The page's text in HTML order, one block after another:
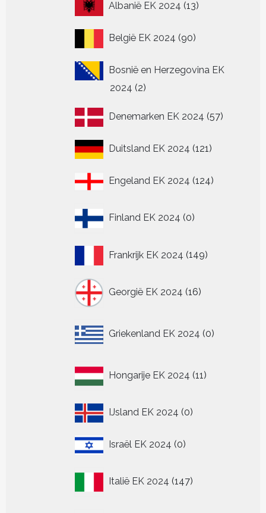
Albanië EK 2024 1313
België EK 2024 9090
Bosnië en Herzegovina EK
2024 22
Denemarken EK 2024 5757
Duitsland EK 2024 121121
Engeland EK 2024 124124
Finland EK 2024 0
producten
Frankrijk EK 2024 149149
Georgië EK 2024 16
producten
Griekenland EK 2024 0
producten
Hongarije EK 2024 11
producten
IJsland EK 2024 00
Israël EK 2024 00
Italië EK 2024 147
producten